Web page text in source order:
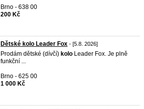
Brno - 638 00
200 Kč
Dětské kolo Leader Fox - [5.8. 2026]
Prodám dětské (dívčí) kolo Leader Fox. Je plně
funkční ...
Brno - 625 00
1 000 Kč